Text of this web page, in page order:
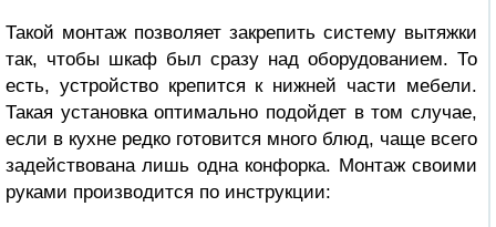
Такой монтаж позволяет закрепить систему вытяжки
так, чтобы шкаф был сразу над оборудованием. То
есть, устройство крепится к нижней части мебели.
Такая установка оптимально подойдет в том случае,
если в кухне редко готовится много блюд, чаще всего
задействована лишь одна конфорка. Монтаж своими
руками производится по инструкции: